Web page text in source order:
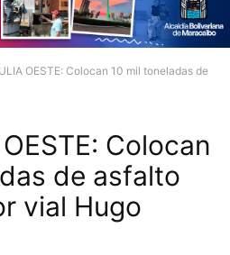
OESTE: Colocan 10 mil toneladas de
Colocan
de asfalto
vial Hugo